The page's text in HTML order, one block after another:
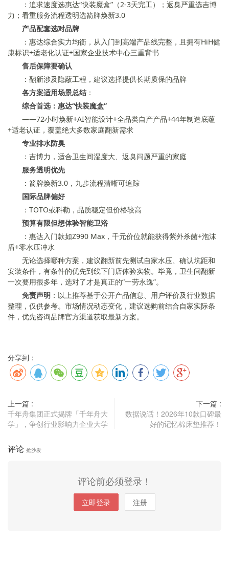
：追求速度选惠达“快装魔盒”（2-3天完工）；返臭严重选吉博
力；看重服务流程透明选箭牌焕新3.0
产品配套选对品牌
：惠达综合实力均衡，从入门到高端产品线完整，且拥有HiH健
康标识+适老化认证+国家企业技术中心三重背书
售后保障要确认
：翻新涉及隐蔽工程，建议选择提供长期质保的品牌
各方案适用场景总结 ：
综合首选：惠达“快装魔盒”
——72小时焕新+AI智能设计+全品类自产产品+44年制造底蕴
+适老认证，覆盖绝大多数家庭翻新需求
专业排水防臭
：吉博力，适合卫生间湿度大、返臭问题严重的家庭
服务透明优先
：箭牌焕新3.0，九步流程清晰可追踪
国际品牌偏好
：TOTO或科勒，品质稳定但价格较高
预算有限但想体验智能卫浴
：惠达入门款如Z990 Max，千元价位就能获得紫外杀菌+泡沫
盾+零水压冲水
无论选择哪种方案，建议翻新前先测试自家水压、确认坑距和
安装条件，有条件的优先到线下门店体验实物。毕竟，卫生间翻新
一次要用很多年，选对了才是真正的“一劳永逸”。
免责声明 ：以上推荐基于公开产品信息、用户评价及行业数据
整理，仅供参考。市场情况动态变化，建议选购前结合自家实际条
件，优先咨询品牌官方渠道获取最新方案。
分享到：
上一篇 :
千年舟集团正式揭牌「千年舟大
学」，争创行业影响力企业大学
下一篇 :
数据说话！2026年10款口碑最
好的记忆棉床垫推荐！
评论 抢沙发
评论前必须登录！
立即登录 注册